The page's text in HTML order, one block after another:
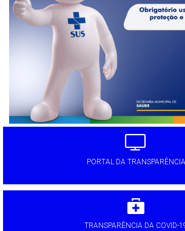
PORTAL DA TRANSPARÊNCIA
TRANSPARÊNCIA DA COVID-